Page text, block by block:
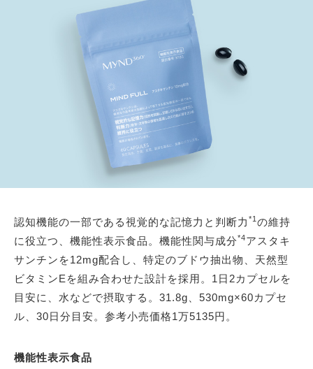
認知機能の一部である視覚的な記憶力と判断力 *1 の維持
に役立つ、機能性表示食品。機能性関与成分*4アスタキ
サンチンを12mg配合し、特定のブドウ抽出物、天然型
ビタミンEを組み合わせた設計を採用。1日2カプセルを
目安に、水などで摂取する。31.8g、530mg×60カプセ
ル、30日分目安。参考小売価格1万5135円。
機能性表示食品